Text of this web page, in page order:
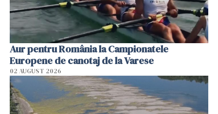
Aur pentru România la Campionatele
Europene de canotaj de la Varese
02 AUGUST 2026